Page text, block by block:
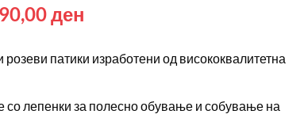
ден.
ден
is:
890,00 ден.
розеви патики изработени од висококвалитетна
со лепенки за полесно обување и собување на